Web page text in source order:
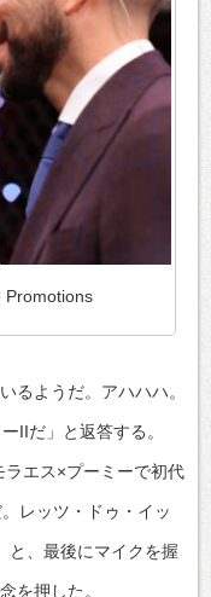
Promotions
るようだ。アハハハ。
IIだ」と返答する。
ラエス×プーミーで初代
レッツ・ドゥ・イッ
と、最後にマイクを握
を押した。